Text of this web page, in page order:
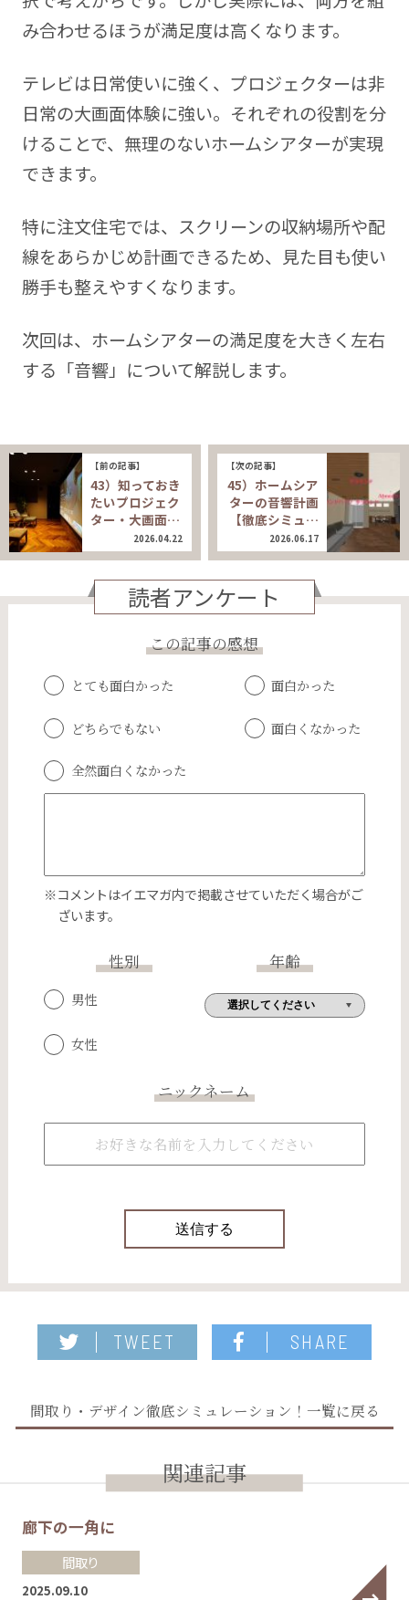
み合わせるほうが満足度は高くなります。
テレビは日常使いに強く、プロジェクターは非
日常の大画面体験に強い。それぞれの役割を分
けることで、無理のないホームシアターが実現
できます。
特に注文住宅では、スクリーンの収納場所や配
線をあらかじめ計画できるため、見た目も使い
勝手も整えやすくなります。
次回は、ホームシアターの満足度を大きく左右
する「音響」について解説します。
【前の記事】
43）知っておき
たいプロジェク
ター・大画面…
2026.04.22
【次の記事】
45）ホームシア
ターの音響計画
【徹底シミュ…
2026.06.17
読者アンケート
この記事の感想
とても面白かった 面白かった
どちらでもない 面白くなかった
全然面白くなかった
※コメントはイエマガ内で掲載させていただく場合がご
ざいます。
性別
男性
女性
年齢
ニックネーム
TWEET SHARE
間取り・デザイン徹底シミュレーション！一覧に戻る
関連記事
廊下の一角に
間取り
2025.09.10